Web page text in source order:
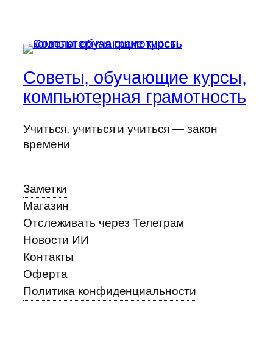
Советы, обучающие курсы,
компьютерная грамотность
Учиться, учиться и учиться — закон
времени
Заметки
Магазин
Отслеживать через Телеграм
Новости ИИ
Контакты
Оферта
Политика конфиденциальности